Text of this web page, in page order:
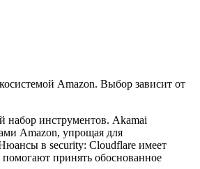
Amazon. Выбор зависит от
набор инструментов. Akamai
Amazon, упрощая для
в security: Cloudflare имеет
принять обоснованное